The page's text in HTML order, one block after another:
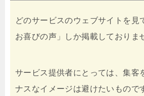
どのサービスのウェブサイトを見
お喜びの声」しか掲載しておりま
サービス提供者にとっては、集客
ナスなイメージは避けたいもので